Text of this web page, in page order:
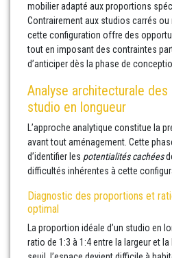
mobilier adapté aux proportions
Contrairement aux studios carrés
cette configuration offre des
tout en imposant des contraintes
d’anticiper dès la phase de
Analyse architecturale des
studio en longueur
L’approche analytique constitue la
avant tout aménagement. Cette
d’identifier les potentialités cachées
difficultés inhérentes à cette
Diagnostic des proportions et
optimal
La proportion idéale d’un studio en
ratio de 1:3 à 1:4 entre la largeur et